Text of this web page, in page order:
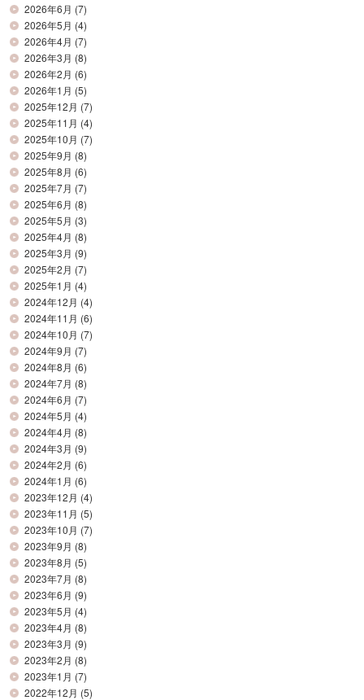
2026年6月 (7)
2026年5月 (4)
2026年4月 (7)
2026年3月 (8)
2026年2月 (6)
2026年1月 (5)
2025年12月 (7)
2025年11月 (4)
2025年10月 (7)
2025年9月 (8)
2025年8月 (6)
2025年7月 (7)
2025年6月 (8)
2025年5月 (3)
2025年4月 (8)
2025年3月 (9)
2025年2月 (7)
2025年1月 (4)
2024年12月 (4)
2024年11月 (6)
2024年10月 (7)
2024年9月 (7)
2024年8月 (6)
2024年7月 (8)
2024年6月 (7)
2024年5月 (4)
2024年4月 (8)
2024年3月 (9)
2024年2月 (6)
2024年1月 (6)
2023年12月 (4)
2023年11月 (5)
2023年10月 (7)
2023年9月 (8)
2023年8月 (5)
2023年7月 (8)
2023年6月 (9)
2023年5月 (4)
2023年4月 (8)
2023年3月 (9)
2023年2月 (8)
2023年1月 (7)
2022年12月 (5)